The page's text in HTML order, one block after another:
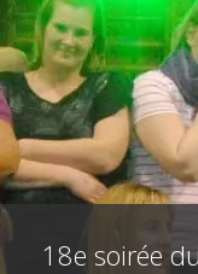
18e soirée